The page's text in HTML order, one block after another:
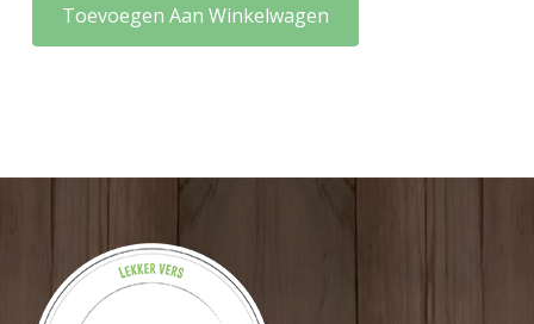
Toevoegen Aan Winkelwagen